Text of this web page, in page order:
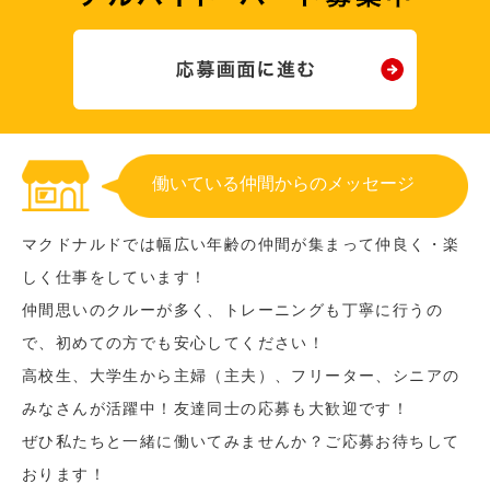
働いている仲間からのメッセージ
マクドナルドでは幅広い年齢の仲間が集まって仲良く・楽
しく仕事をしています！
仲間思いのクルーが多く、トレーニングも丁寧に行うの
で、初めての方でも安心してください！
高校生、大学生から主婦（主夫）、フリーター、シニアの
みなさんが活躍中！友達同士の応募も大歓迎です！
ぜひ私たちと一緒に働いてみませんか？ご応募お待ちして
おります！